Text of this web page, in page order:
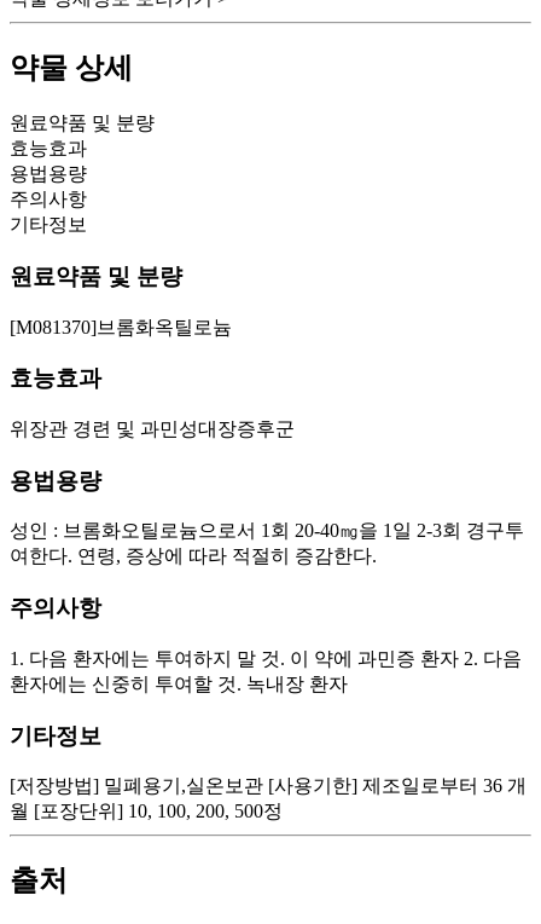
약물 상세
원료약품 및 분량
효능효과
용법용량
주의사항
기타정보
원료약품 및 분량
[M081370]브롬화옥틸로늄
효능효과
위장관 경련 및 과민성대장증후군
용법용량
성인 : 브롬화오틸로늄으로서 1회 20-40㎎을 1일 2-3회 경구투
여한다. 연령, 증상에 따라 적절히 증감한다.
주의사항
1. 다음 환자에는 투여하지 말 것. 이 약에 과민증 환자 2. 다음
환자에는 신중히 투여할 것. 녹내장 환자
기타정보
[저장방법] 밀폐용기,실온보관 [사용기한] 제조일로부터 36 개
월 [포장단위] 10, 100, 200, 500정
출처